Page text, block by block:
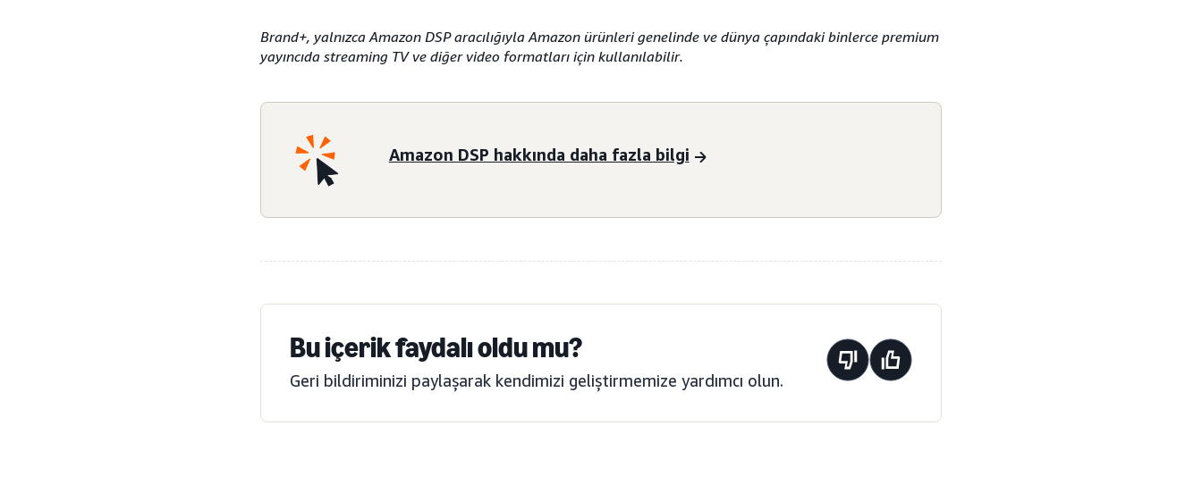
Brand+, yalnızca Amazon DSP aracılığıyla Amazon ürünleri genelinde ve dünya çapındaki binlerce premium
yayıncıda streaming TV ve diğer video formatları için kullanılabilir.
Amazon DSP hakkında daha fazla bilgi
Bu içerik faydalı oldu mu?
Geri bildiriminizi paylaşarak kendimizi geliştirmemize yardımcı olun.